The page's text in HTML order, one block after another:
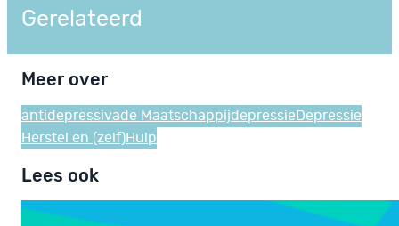
Gerelateerd
Meer over
antidepressivade Maatschappijdepressie Depressie
Herstel en (zelf)Hulp
Lees ook